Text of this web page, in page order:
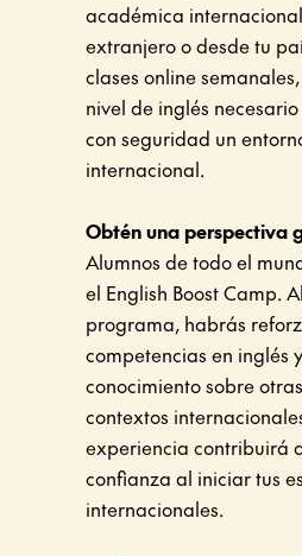
académica
extranjero o desde tu
clases online
nivel de inglés
con seguridad un
internacional.
Obtén una perspectiva
Alumnos de todo el
el English Boost Camp.
programa, habrás
competencias en inglés
conocimiento sobre
contextos
experiencia contribuirá
confianza al iniciar tus
internacionales.